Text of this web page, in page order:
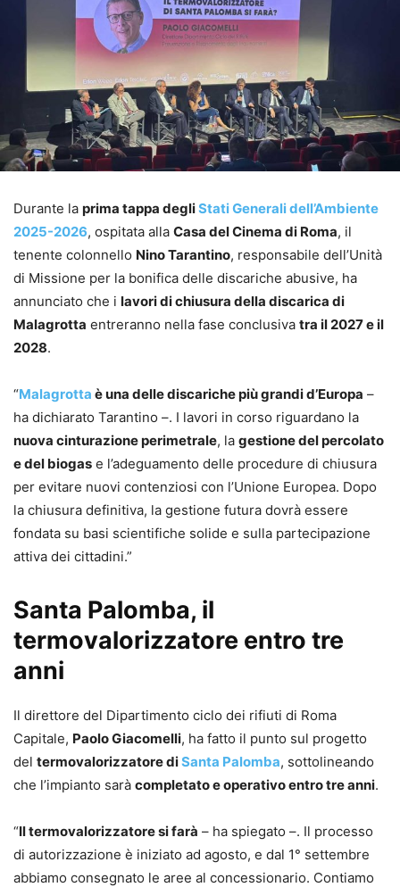
Durante la prima tappa degliStati Generali dell’Ambiente
2025-2026, ospitata alla Casa del Cinema di Roma, il
tenente colonnello Nino Tarantino, responsabile dell’Unità
di Missione per la bonifica delle discariche abusive, ha
annunciato che i lavori di chiusura della discarica di
Malagrotta entreranno nella fase conclusiva tra il 2027 e il
2028.
“Malagrotta è una delle discariche più grandi d’Europa –
ha dichiarato Tarantino –. I lavori in corso riguardano la
nuova cinturazione perimetrale, la gestione del percolato
e del biogas e l’adeguamento delle procedure di chiusura
per evitare nuovi contenziosi con l’Unione Europea. Dopo
la chiusura definitiva, la gestione futura dovrà essere
fondata su basi scientifiche solide e sulla partecipazione
attiva dei cittadini.”
Santa Palomba, il
termovalorizzatore entro tre
anni
Il direttore del Dipartimento ciclo dei rifiuti di Roma
Capitale, Paolo Giacomelli, ha fatto il punto sul progetto
del termovalorizzatore diSanta Palomba, sottolineando
che l’impianto sarà completato e operativo entro tre anni.
“Il termovalorizzatore si farà – ha spiegato –. Il processo
di autorizzazione è iniziato ad agosto, e dal 1° settembre
abbiamo consegnato le aree al concessionario. Contiamo